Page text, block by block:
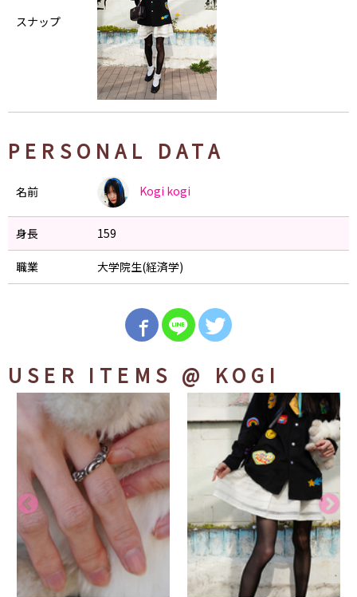
スナップ
PERSONAL DATA
名前 Kogi kogi
身長 159
職業 大学院生(経済学)
USER ITEMS @ KOGI